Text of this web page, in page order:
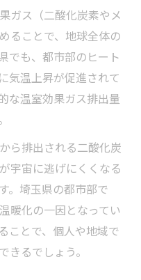
ガス（二酸化炭素やメ
ることで、地球全体の
でも、都市部のヒート
気温上昇が促進されて
な温室効果ガス排出量
ら排出される二酸化炭
宇宙に逃げにくくなる
。埼玉県の都市部で
暖化の一因となってい
ことで、個人や地域で
きるでしょう。